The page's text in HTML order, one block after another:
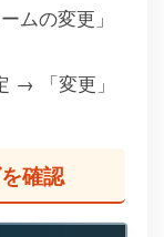
ムの変更」
→ 「変更」
確認